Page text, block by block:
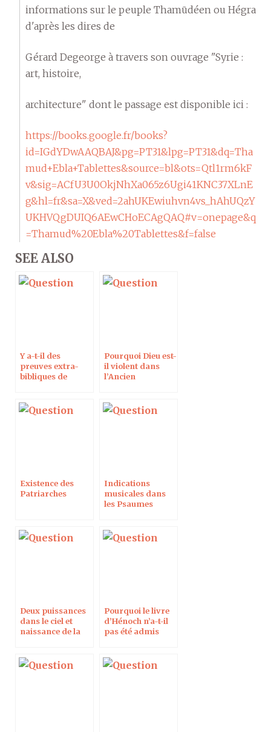
informations sur le peuple Thamūdéen ou Hégra
d'après les dires de
Gérard Degeorge à travers son ouvrage "Syrie :
art, histoire,
architecture" dont le passage est disponible ici :
https://books.google.fr/books?
id=IGdYDwAAQBAJ&pg=PT31&lpg=PT31&dq=Tha
mud+Ebla+Tablettes&source=bl&ots=Qtl1rm6kF
v&sig=ACfU3U0OkjNhXa065z6Ugi41KNC37XLnE
g&hl=fr&sa=X&ved=2ahUKEwiuhvn4vs_hAhUQzY
UKHVQgDUIQ6AEwCHoECAgQAQ#v=onepage&q
=Thamud%20Ebla%20Tablettes&f=false
SEE ALSO
Y a-t-il des
preuves extra-
bibliques de
peuple d’Israël ?
Pourquoi Dieu est-
il violent dans
l’Ancien
Nouveau
Testament ?
Existence des
Patriarches
Indications
musicales dans
les Psaumes
Deux puissances
dans le ciel et
naissance de la
Pourquoi le livre
d’Hénoch n’a-t-il
pas été admis